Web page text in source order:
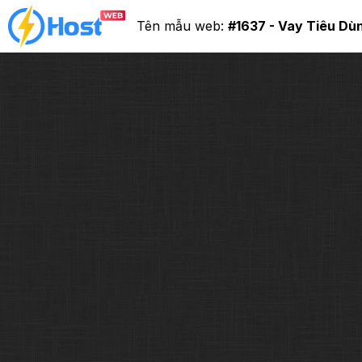
Tên mẫu web: #1637 - Vay Tiêu